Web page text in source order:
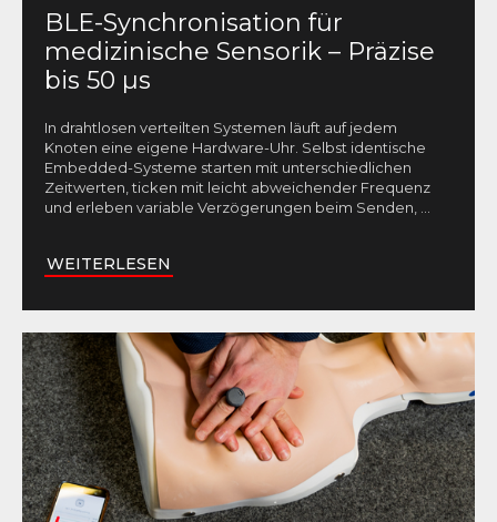
BLE-Synchronisation für
medizinische Sensorik – Präzise
bis 50 µs
In drahtlosen verteilten Systemen läuft auf jedem
Knoten eine eigene Hardware-Uhr. Selbst identische
Embedded-Systeme starten mit unterschiedlichen
Zeitwerten, ticken mit leicht abweichender Frequenz
und erleben variable Verzögerungen beim Senden,
WEITERLESEN